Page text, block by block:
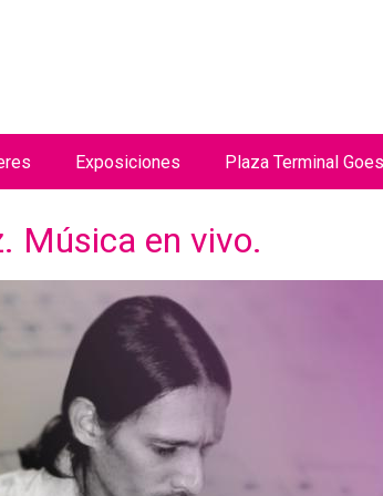
Música en vivo.
Exposiciones Plaza Terminal Goes